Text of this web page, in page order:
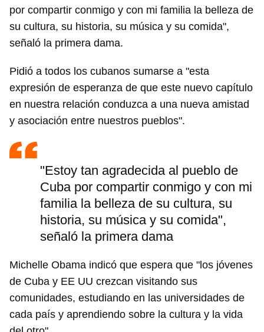
por compartir conmigo y con mi familia la belleza de
su cultura, su historia, su música y su comida",
señaló la primera dama.
Pidió a todos los cubanos sumarse a "esta
expresión de esperanza de que este nuevo capítulo
en nuestra relación conduzca a una nueva amistad
y asociación entre nuestros pueblos".
"Estoy tan agradecida al pueblo de
Cuba por compartir conmigo y con mi
familia la belleza de su cultura, su
historia, su música y su comida",
señaló la primera dama
Michelle Obama indicó que espera que "los jóvenes
de Cuba y EE UU crezcan visitando sus
comunidades, estudiando en las universidades de
cada país y aprendiendo sobre la cultura y la vida